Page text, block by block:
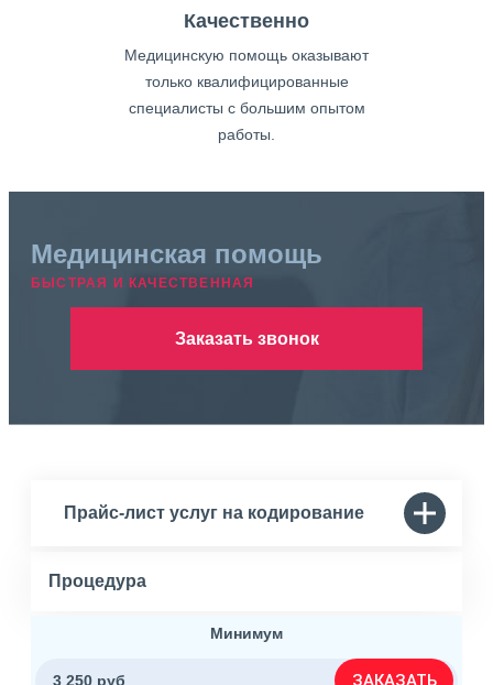
Качественно
Медицинскую помощь оказывают
только квалифицированные
специалисты с большим опытом
работы.
Медицинская помощь
БЫСТРАЯ И КАЧЕСТВЕННАЯ
Заказать звонок
Прайс-лист услуг на кодирование
Процедура
Минимум
3 250 руб ЗАКАЗАТЬ